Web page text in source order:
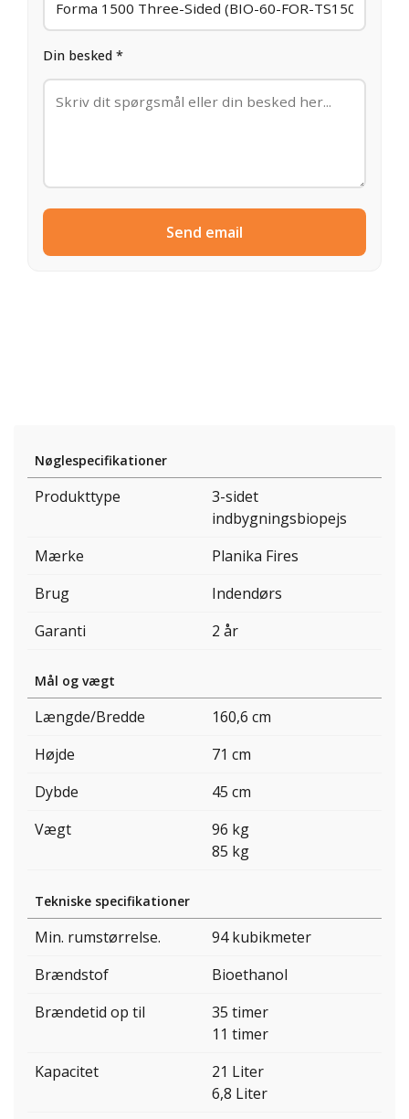
Din besked *
Send email
Nøglespecifikationer
Produkttype
3-sidet
indbygningsbiopejs
Mærke
Planika Fires
Brug
Indendørs
Garanti
2 år
Mål og vægt
Længde/Bredde
160,6 cm
Højde
71 cm
Dybde
45 cm
Vægt
96 kg
85 kg
Tekniske specifikationer
Min. rumstørrelse.
94 kubikmeter
Brændstof
Bioethanol
Brændetid op til
35 timer
11 timer
Kapacitet
21 Liter
6,8 Liter